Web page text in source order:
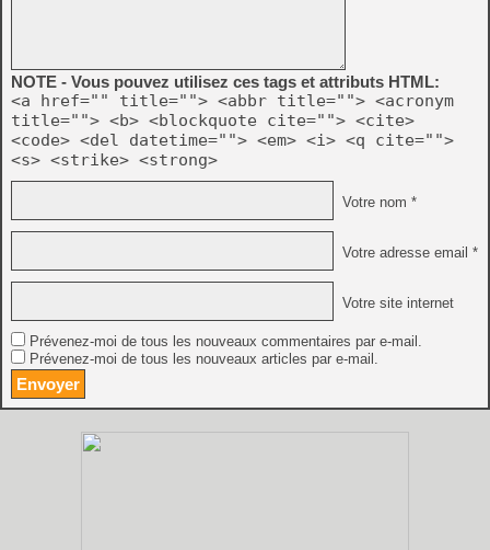
NOTE - Vous pouvez utilisez ces tags et attributs HTML:
<a href="" title=""> <abbr title=""> <acronym
title=""> <b> <blockquote cite=""> <cite>
<code> <del datetime=""> <em> <i> <q cite="">
<s> <strike> <strong>
Votre nom *
Votre adresse email *
Votre site internet
Prévenez-moi de tous les nouveaux commentaires par e-mail.
Prévenez-moi de tous les nouveaux articles par e-mail.